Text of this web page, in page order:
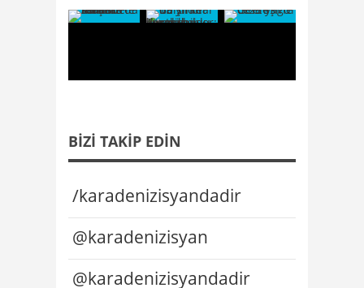
BIZI TAKIP EDIN
/karadenizisyandadir
@karadenizisyan
@karadenizisyandadir